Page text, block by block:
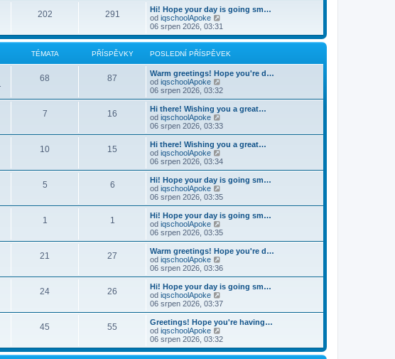
r
a
z
i
t
o
s
l
d
n
í
ř
í
s
p
ě
v
e
k
202 291
Hi! Hope your day is going sm…
od iqschoolApoke
o
b
r
a
t
o
s
l
d
n
í
ř
í
s
ě
v
e
06 srpen 2026, 03:31
TÉMATA PŘÍSPĚVKY POSLEDNÍ PŘÍSPĚVEK
68 87
Warm greetings! Hope you're d…
od iqschoolApoke
o
b
r
z
p
o
s
e
n
í
p
í
s
p
v
e
k
06 srpen 2026, 03:32
7 16
Hi there! Wishing you a great…
od iqschoolApoke
o
b
r
z
t
p
o
s
e
n
í
p
í
s
p
v
e
k
06 srpen 2026, 03:33
10 15
Hi there! Wishing you a great…
od iqschoolApoke
o
b
r
z
t
p
o
s
e
n
í
p
í
s
p
v
e
k
06 srpen 2026, 03:34
5 6
Hi! Hope your day is going sm…
od iqschoolApoke
o
b
r
z
p
o
s
e
n
í
p
í
s
06 srpen 2026, 03:35
1 1
Hi! Hope your day is going sm…
od iqschoolApoke
o
b
r
a
z
t
p
o
e
n
í
06 srpen 2026, 03:35
21 27
Warm greetings! Hope you're d…
od iqschoolApoke
o
b
r
z
p
o
s
l
06 srpen 2026, 03:36
24 26
Hi! Hope your day is going sm…
od iqschoolApoke
o
b
r
z
t
06 srpen 2026, 03:37
45 55
Greetings! Hope you're having…
od iqschoolApoke
o
b
r
06 srpen 2026, 03:32